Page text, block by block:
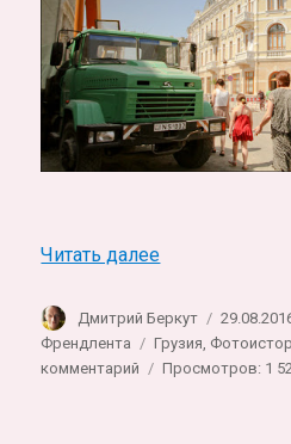
Читать далее«Катарсис —
Автор
Дмитрий Беркут
Френдлента
Метки
Грузия
комментарий
Просмотров: 1